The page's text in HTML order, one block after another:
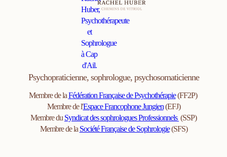
Psychopraticienne, sophrologue, psychosomaticienne
Membre de laFédération Française de Psychothérapie(FF2P)
Membre de l'Espace Francophone Jungien(EFJ)
Membre du Syndicat des sophrologues Professionnels (SSP)
Membre de la Société Française de Sophrologie(SFS)